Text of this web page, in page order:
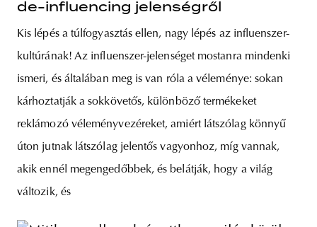
de-influencing jelenségről
Kis lépés a túlfogyasztás ellen, nagy lépés az influenszer-
kultúrának! Az influenszer-jelenséget mostanra mindenki
ismeri, és általában meg is van róla a véleménye: sokan
kárhoztatják a sokkövetős, különböző termékeket
reklámozó véleményvezéreket, amiért látszólag könnyű
úton jutnak látszólag jelentős vagyonhoz, míg vannak,
akik ennél megengedőbbek, és belátják, hogy a világ
változik, és